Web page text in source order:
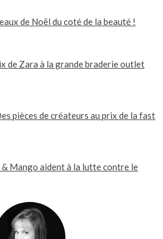
de Noël du coté de la beauté !
de Zara à la grande braderie outlet
pièces de créateurs au prix de la fast
& Mango aident à la lutte contre le